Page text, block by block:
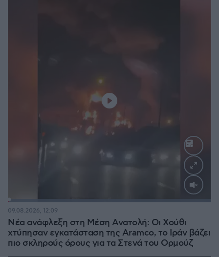
Νέα ανάφλεξη στη Μέση Ανατολή: Οι Χούθι
χτύπησαν εγκατάσταση της Aramco, το Ιράν βάζει
πιο σκληρούς όρους για τα Στενά του Ορμούζ
09.08.2026, 12:09